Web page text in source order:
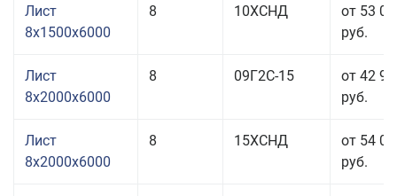
Лист
8x1500x6000
8 10ХСНД
от 53
руб.
Лист
8x2000x6000
8 09Г2С-15
от 42
руб.
Лист
8x2000x6000
8 15ХСНД
от 54
руб.